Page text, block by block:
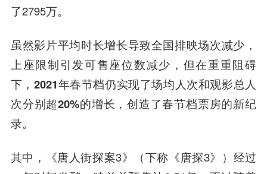
了2795万。
虽然影片平均时长增长导致全国排映场次减少，
上座限制引发可售座位数减少，但在重重阻碍
下，2021年春节档仍实现了场均人次和观影总人
次分别超20%的增长，创造了春节档票房的新纪
录。
其中，《唐人街探案3》（下称《唐探3》）经过